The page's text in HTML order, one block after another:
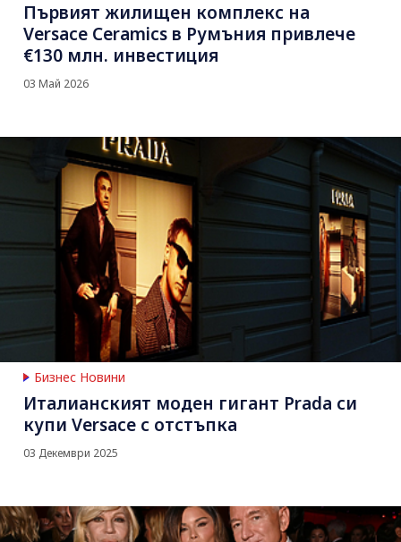
Първият жилищен комплекс на
Versace Ceramics в Румъния привлече
€130 млн. инвестиция
03 Май 2026
Бизнес Новини
Италианският моден гигант Prada си
купи Versace с отстъпка
03 Декември 2025